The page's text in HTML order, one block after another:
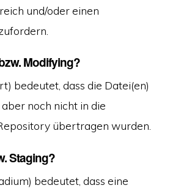
und/oder einen
Modifying?
bedeutet, dass die Datei(en)
noch nicht in die
übertragen wurden.
Staging?
bedeutet, dass eine